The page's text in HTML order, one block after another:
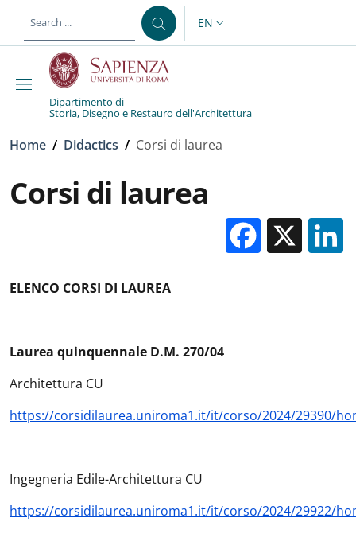
LANGUAGE SWITCHER:
EN
Dipartimento di
Storia, Disegno e Restauro dell'Architettura
Breadcrumb
Home / Didactics / Corsi di laurea
Corsi di laurea
X
ELENCO CORSI DI LAUREA
Laurea quinquennale D.M. 270/04
Architettura CU
https://corsidilaurea.uniroma1.it/it/corso/2024/29390/
Ingegneria Edile-Architettura CU
https://corsidilaurea.uniroma1.it/it/corso/2024/29922/